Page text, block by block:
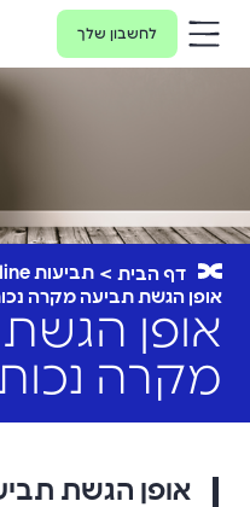
לחשבון שלך
דף הבית
תביעות Online תביעות - כלל ביטוח
אופן הגשת תביעה מקרה
אופן
מקרה
אופן הגשת